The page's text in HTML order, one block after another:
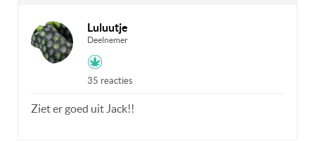
Luluutje
Deelnemer
35 reacties
Ziet er goed uit Jack!!